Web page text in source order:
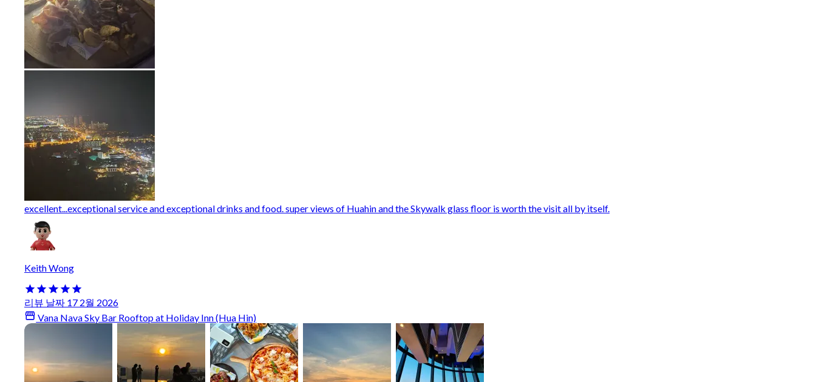
excellent...exceptional service and exceptional drinks and food. super views of Huahin and the Skywalk glass floor is worth the visit all by itself.
Keith Wong
리뷰 날짜 17 2월 2026
Vana Nava Sky Bar Rooftop at Holiday Inn (Hua Hin)